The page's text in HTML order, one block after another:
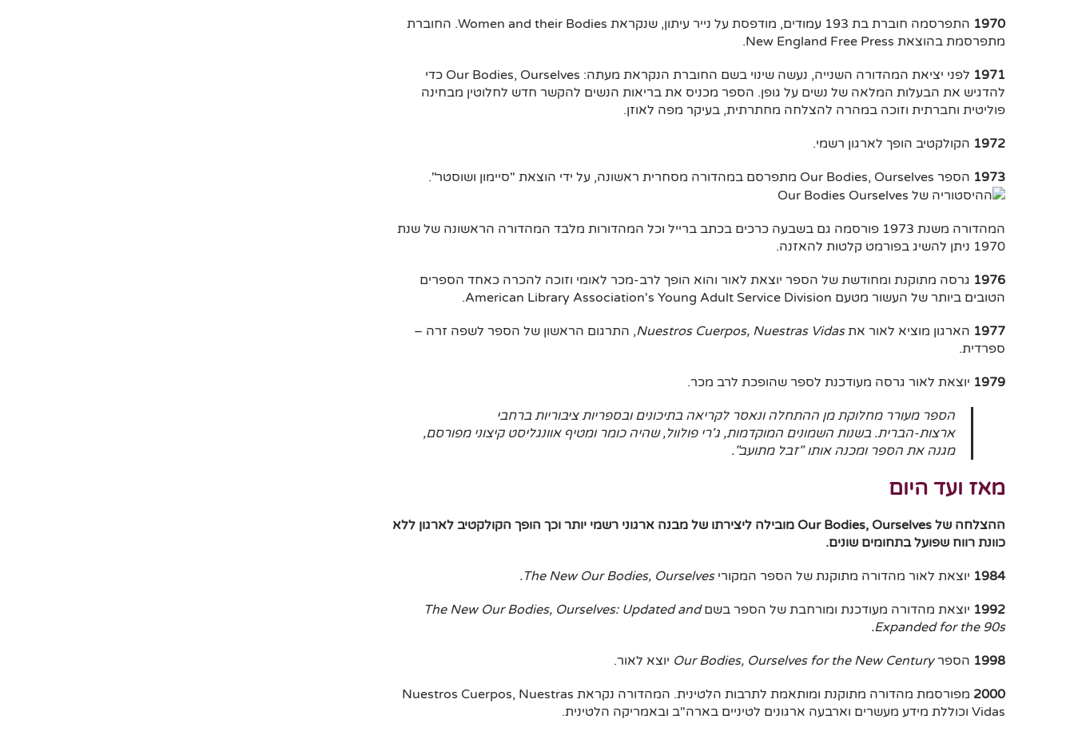
1970
התפרסמה חוברת בת 193 עמודים, מודפסת על נייר עיתון, שנקראת Women and their Bodies. החוברת
מתפרסמת בהוצאת New England Free Press.
1971
לפני יציאת המהדורה השנייה, נעשה שינוי בשם החוברת הנקראת מעתה: Our Bodies, Ourselves כדי
להדגיש את הבעלות המלאה של נשים על גופן. הספר מכניס את בריאות הנשים להקשר חדש לחלוטין מבחינה
פוליטית וחברתית וזוכה במהרה להצלחה מחתרתית, בעיקר מפה לאוזן.
1972 הקולקטיב הופך לארגון רשמי.
1973 הספר Our Bodies, Ourselves מתפרסם במהדורה מסחרית ראשונה, על ידי הוצאת "סיימון ושוסטר".
המהדורה משנת 1973 פורסמה גם בשבעה כרכים בכתב ברייל וכל המהדורות מלבד המהדורה הראשונה של שנת
1970 ניתן להשיג בפורמט קלטות להאזנה.
1976 גרסה מתוקנת ומחודשת של הספר יוצאת לאור והוא הופך לרב-מכר לאומי וזוכה להכרה כאחד הספרים
הטובים ביותר של העשור מטעם American Library Association's Young Adult Service Division.
1977 הארגון מוציא לאור אתNuestros Cuerpos, Nuestras Vidas, התרגום הראשון של הספר לשפה זרה –
ספרדית.
1979 יוצאת לאור גרסה מעודכנת לספר שהופכת לרב מכר.
הספר מעורר מחלוקת מן ההתחלה ונאסר לקריאה בתיכונים ובספריות ציבוריות ברחבי
ארצות-הברית. בשנות השמונים המוקדמות, ג'רי פולוול, שהיה כומר ומטיף אוונגליסט קיצוני מפורסם,
מגנה את הספר ומכנה אותו "זבל מתועב".
מאז ועד היום
ההצלחה של Our Bodies, Ourselves מובילה ליצירתו של מבנה ארגוני רשמי יותר וכך הופך הקולקטיב לארגון ללא
כוונת רווח שפועל בתחומים שונים.
1984 יוצאת לאור מהדורה מתוקנת של הספר המקוריThe New Our Bodies, Ourselves.
1992 יוצאת מהדורה מעודכנת ומורחבת של הספר בשםThe New Our Bodies, Ourselves: Updated and
Expanded for the 90s
.
1998 הספרOur Bodies, Ourselves for the New Century יוצא לאור.
2000
מפורסמת מהדורה מתוקנת ומותאמת לתרבות הלטינית. המהדורה נקראת Nuestros Cuerpos, Nuestras
Vidas וכוללת מידע מעשרים וארבעה ארגונים לטיניים בארה"ב ובאמריקה הלטינית.